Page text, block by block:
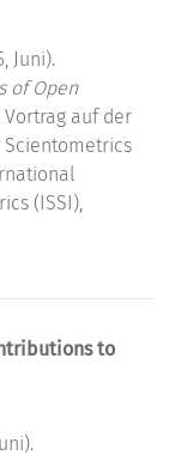
Juni).
of Open
Vortrag auf der
(ISSI),
to